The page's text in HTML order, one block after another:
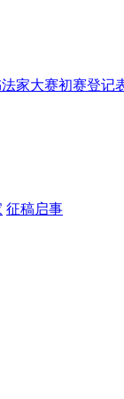
家大赛初赛登记
征稿启事